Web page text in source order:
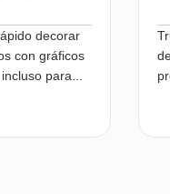
decorar
con gráficos
para...